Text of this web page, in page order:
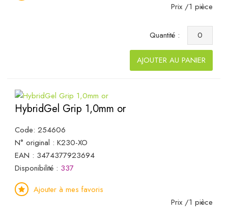
Prix /1 pièce
Quantité :
AJOUTER AU PANIER
HybridGel Grip 1,0mm or
Code: 254606
N° original : K230-XO
EAN : 3474377923694
Disponibilité : 337
Ajouter à mes favoris
Prix /1 pièce